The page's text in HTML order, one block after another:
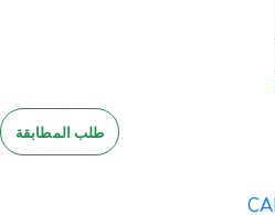
طلب المطابقة